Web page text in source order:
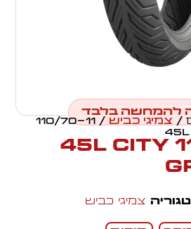
להמחשה בלבד
/ צמיגי כביש
/ 110/70-11
45L
110/70-11 45L CITY
צמיגי כביש